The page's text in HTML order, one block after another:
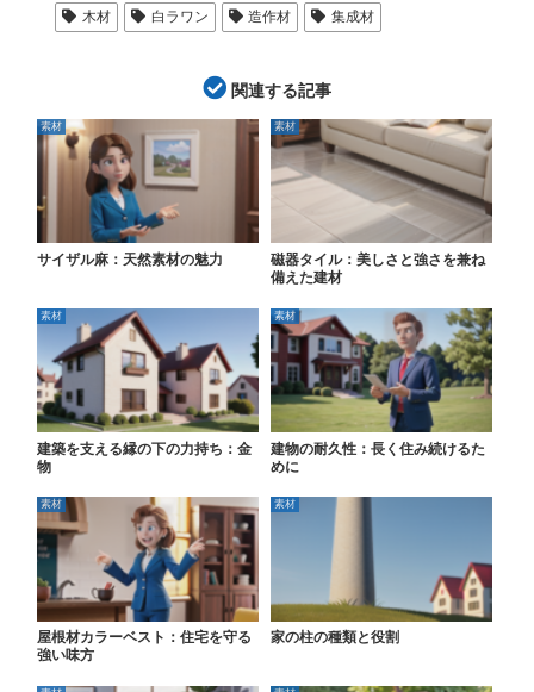
木材
白ラワン 造作材 集成材
関連する記事
素材
サイザル麻：天然素材の魅力
素材
磁器タイル：美しさと強さを兼ね
備えた建材
素材
建築を支える縁の下の力持ち：金
物
素材
建物の耐久性：長く住み続けるた
めに
素材
屋根材カラーベスト：住宅を守る
強い味方
素材
家の柱の種類と役割